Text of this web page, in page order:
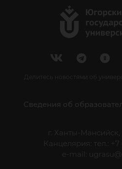
Делитесь новостями об
Сведения об
г. Ханты-Мансийск,
Канцелярия: тел.:
e-mail: